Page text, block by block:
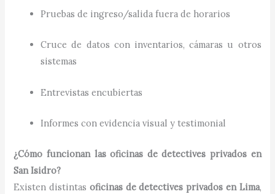
Pruebas de ingreso/salida fuera de horarios
Cruce de datos con inventarios, cámaras u otros
sistemas
Entrevistas encubiertas
Informes con evidencia visual y testimonial
¿Cómo funcionan las oficinas de detectives privados en
San Isidro?
Existen distintas oficinas de detectives privados en Lima,